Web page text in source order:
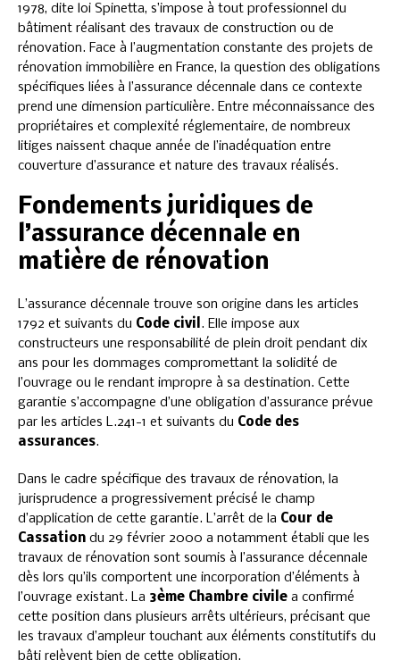
1978, dite loi Spinetta, s’impose à tout professionnel du
bâtiment réalisant des travaux de construction ou de
rénovation. Face à l’augmentation constante des projets de
rénovation immobilière en France, la question des obligations
spécifiques liées à l’assurance décennale dans ce contexte
prend une dimension particulière. Entre méconnaissance des
propriétaires et complexité réglementaire, de nombreux
litiges naissent chaque année de l’inadéquation entre
couverture d’assurance et nature des travaux réalisés.
Fondements juridiques de
l’assurance décennale en
matière de rénovation
L’assurance décennale trouve son origine dans les articles
1792 et suivants du Code civil . Elle impose aux
constructeurs une responsabilité de plein droit pendant dix
ans pour les dommages compromettant la solidité de
l’ouvrage ou le rendant impropre à sa destination. Cette
garantie s’accompagne d’une obligation d’assurance prévue
par les articles L.241-1 et suivants du Code des
assurances.
Dans le cadre spécifique des travaux de rénovation, la
jurisprudence a progressivement précisé le champ
d’application de cette garantie. L’arrêt de la Cour de
Cassation du 29 février 2000 a notamment établi que les
travaux de rénovation sont soumis à l’assurance décennale
dès lors qu’ils comportent une incorporation d’éléments à
l’ouvrage existant. La 3ème Chambre civile a confirmé
cette position dans plusieurs arrêts ultérieurs, précisant que
les travaux d’ampleur touchant aux éléments constitutifs du
bâti relèvent bien de cette obligation.